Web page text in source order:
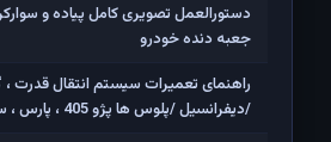
دستورالعمل تصویری کامل پیاده و
جعبه دنده خودرو
/دیفرانسیل /پلوس ها پژو 405 ، پارس ، سمند